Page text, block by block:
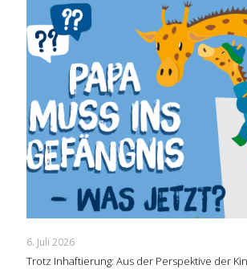
6. Juli 2026
Trotz Inhaftierung: Aus der Perspektive der